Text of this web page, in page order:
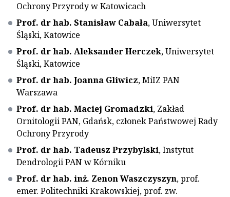
Ochrony Przyrody w Katowicach
Prof. dr hab. Stanisław Cabała, Uniwersytet
Śląski, Katowice
Prof. dr hab. Aleksander Herczek, Uniwersytet
Śląski, Katowice
Prof. dr hab. Joanna Gliwicz, MiIZ PAN
Warszawa
Prof. dr hab. Maciej Gromadzki, Zakład
Ornitologii PAN, Gdańsk, członek Państwowej Rady
Ochrony Przyrody
Prof. dr hab. Tadeusz Przybylski, Instytut
Dendrologii PAN w Kórniku
Prof. dr hab. inż. Zenon Waszczyszyn, prof.
emer. Politechniki Krakowskiej, prof. zw.